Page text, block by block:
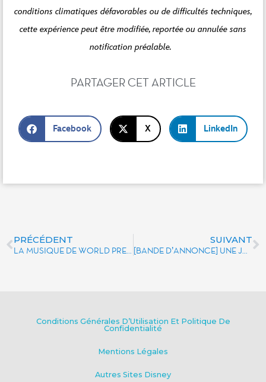
conditions climatiques défavorables ou de difficultés techniques,
cette expérience peut être modifiée, reportée ou annulée sans
notification préalable.
PARTAGER CET ARTICLE
Facebook X LinkedIn
PRÉCÉDENT
LA MUSIQUE DE WORLD PREMIERE
SUIVANT
[BANDE D’ANNONCE] UNE JOURNEE AU CŒUR DE STAR WARS HYPERSPACE MOUNTAIN
Conditions Générales D’Utilisation Et Politique De
Confidentialité
Mentions Légales
Autres Sites Disney